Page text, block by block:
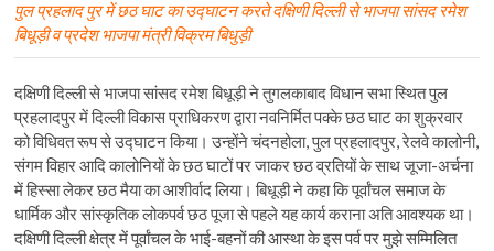
पुल प्रहलाद पुर में छठ घाट का उद्घाटन करते दक्षिणी दिल्ली से भाजपा सांसद रमेश
बिधूड़ी व प्रदेश भाजपा मंत्री विक्रम बिधुड़ी
दक्षिणी दिल्ली से भाजपा सांसद रमेश बिधूड़ी ने तुगलकाबाद विधान सभा स्थित पुल
प्रहलादपुर में दिल्ली विकास प्राधिकरण द्वारा नवनिर्मित पक्के छठ घाट का शुक्रवार
को विधिवत रूप से उद्घाटन किया। उन्होंने चंदनहोला, पुल प्रहलादपुर, रेलवे कालोनी,
संगम विहार आदि कालोनियों के छठ घाटों पर जाकर छठ व्रतियों के साथ जूजा-अर्चना
में हिस्सा लेकर छठ मैया का आशीर्वाद लिया। बिधूड़ी ने कहा कि पूर्वांचल समाज के
धार्मिक और सांस्कृतिक लोकपर्व छठ पूजा से पहले यह कार्य कराना अति आवश्यक था।
दक्षिणी दिल्ली क्षेत्र में पूर्वांचल के भाई-बहनों की आस्था के इस पर्व पर मुझे सम्मिलित